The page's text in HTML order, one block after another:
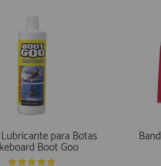
para Botas
Boot Goo